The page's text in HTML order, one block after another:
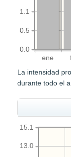
ene
0.0
0.5
1.1
La intensidad
durante todo el
13.0
15.1